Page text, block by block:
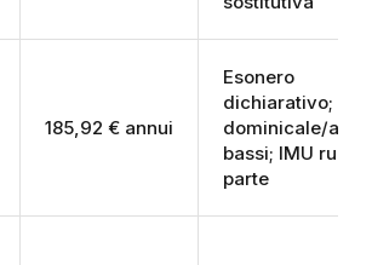
185,92 € annui
Esonero
dichiarativo;
dominicale/
bassi; IMU
parte